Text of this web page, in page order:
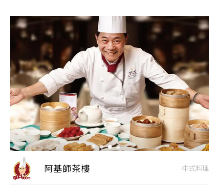
阿基師茶樓 中式料理